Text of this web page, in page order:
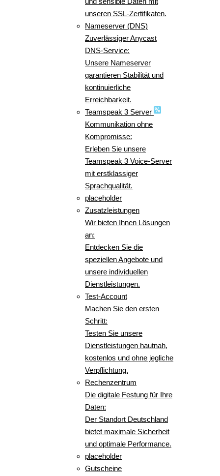
unseren SSL-Zertifikaten.
Nameserver (DNS)
Zuverlässiger Anycast
DNS-Service:
Unsere Nameserver
garantieren Stabilität und
kontinuierliche
Erreichbarkeit.
Teamspeak 3 Server
Kommunikation ohne
Kompromisse:
Erleben Sie unsere
Teamspeak 3 Voice-Server
mit erstklassiger
Sprachqualität.
placeholder
Zusatzleistungen
Wir bieten Ihnen Lösungen
an:
Entdecken Sie die
speziellen Angebote und
unsere individuellen
Dienstleistungen.
Test-Account
Machen Sie den ersten
Schritt:
Testen Sie unsere
Dienstleistungen hautnah,
kostenlos und ohne jegliche
Verpflichtung.
Rechenzentrum
Die digitale Festung für Ihre
Daten:
Der Standort Deutschland
bietet maximale Sicherheit
und optimale Performance.
placeholder
Gutscheine